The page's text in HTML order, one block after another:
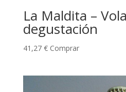
La Maldita –
degustación
41,27 € Comprar